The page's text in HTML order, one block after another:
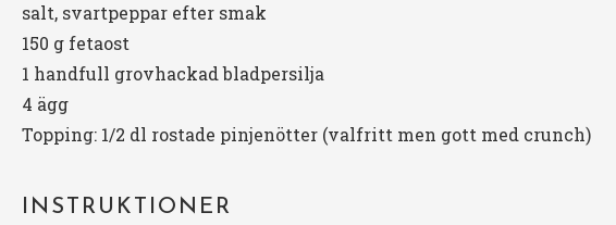
salt, svartpeppar efter smak
150 g fetaost
1 handfull grovhackad bladpersilja
4 ägg
Topping: 1/2 dl rostade pinjenötter (valfritt men gott med crunch)
INSTRUKTIONER